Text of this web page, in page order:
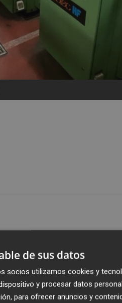
de Vilafranca está a punto
Dome Auctions , ha puesto a
500 y 1.000 euros,
de sus datos
socios utilizamos cookies y
y procesar datos
para ofrecer anuncios y